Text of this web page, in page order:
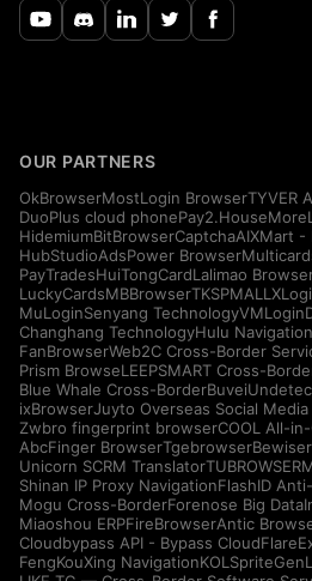
OUR PARTNERS
OkBrowserMostLogin BrowserTYVER
DuoPlus cloud phonePay2.House
HidemiumBitBrowserCaptchaAIXMart -
HubStudioAdsPower Browser
PayTradesHuiTongCardLalimao
LuckyCardsMBBrowserTKSPMALL
MuLoginSenyang TechnologyVMLogin
Changhang TechnologyHulu Navigation
FanBrowserWeb2C Cross-Border
Prism BrowseLEEPSMART Cross-
Blue Whale Cross-BorderBuvei
ixBrowserJuyto Overseas Social
Zwbro fingerprint browserCOOL All-
AbcFinger BrowserTgebrowser
Unicorn SCRM TranslatorTUBROWSER
Shinan IP Proxy NavigationFlashID
Mogu Cross-BorderForenose Big Data
Miaoshou ERPFireBrowserAntic
Cloudbypass API - Bypass CloudFlare
FengKouXing NavigationKOLSprite